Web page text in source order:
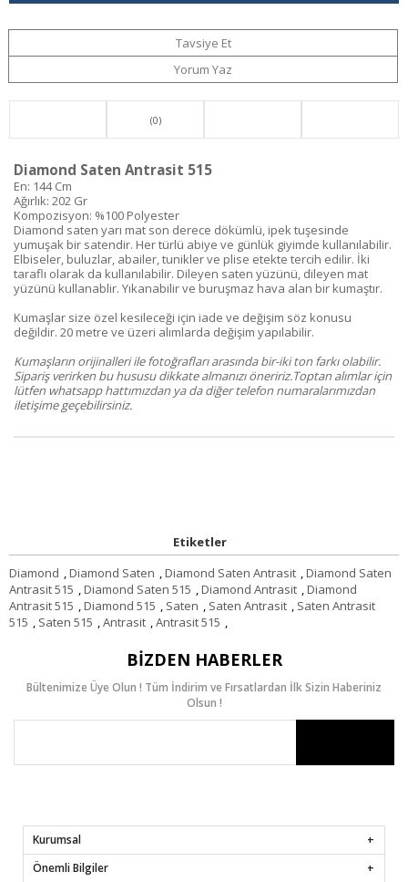
Tavsiye Et
Yorum Yaz
(0)
Diamond Saten Antrasit 515
En: 144 Cm
Ağırlık: 202 Gr
Kompozisyon: %100 Polyester
Diamond saten yarı mat son derece dökümlü, ipek tuşesinde
yumuşak bir satendir. Her türlü abiye ve günlük giyimde kullanılabilir.
Elbiseler, buluzlar, abailer, tunikler ve plise etekte tercih edilir. İki
taraflı olarak da kullanılabilir. Dileyen saten yüzünü, dileyen mat
yüzünü kullanablir. Yıkanabilir ve buruşmaz hava alan bir kumaştır.
Kumaşlar size özel kesileceği için iade ve değişim söz konusu
değildir. 20 metre ve üzeri alımlarda değişim yapılabilir.
Kumaşların orijinalleri ile fotoğrafları arasında bir-iki ton farkı olabilir.
Sipariş verirken bu hususu dikkate almanızı öneririz.Toptan alımlar için
lütfen whatsapp hattımızdan ya da diğer telefon numaralarımızdan
iletişime geçebilirsiniz.
Etiketler
Diamond ,Diamond Saten ,Diamond Saten Antrasit ,Diamond Saten
Antrasit 515 ,Diamond Saten 515 ,Diamond Antrasit ,Diamond
Antrasit 515 ,Diamond 515 , Saten , Saten Antrasit , Saten Antrasit
515 , Saten 515 ,Antrasit ,Antrasit 515 ,
BIZDEN HABERLER
Bültenimize Üye Olun ! Tüm İndirim ve Fırsatlardan İlk Sizin Haberiniz
Olsun !
Kurumsal
Önemli Bilgiler